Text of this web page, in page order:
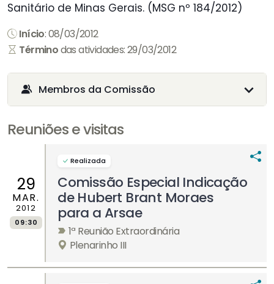
Sanitário de Minas Gerais. (MSG nº 184/2012)
Início: 08/03/2012
Términodas atividades: 29/03/2012
Membros da Comissão
Reuniões e visitas
29
MAR.
2012
09:30
Realizada
Comissão Especial Indicação
de Hubert Brant Moraes
para a Arsae
1ª Reunião Extraordinária
Plenarinho III